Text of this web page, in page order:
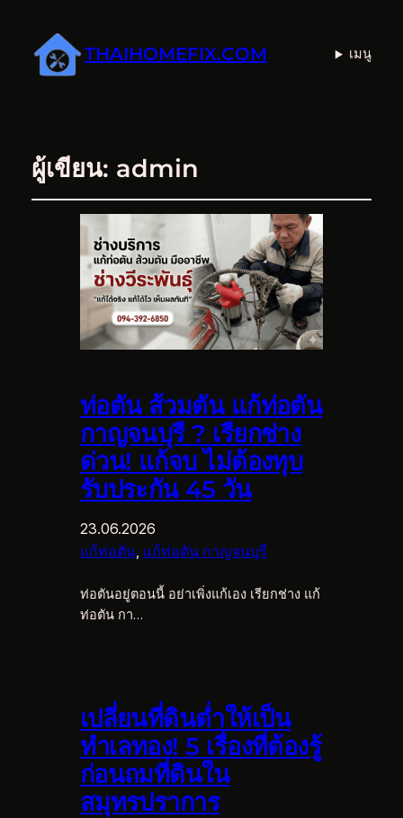
THAIHOMEFIX.COM เมนู
ผู้เขียน: admin
ท่อตัน ส้วมตัน แก้ท่อตัน
กาญจนบุรี ? เรียกช่าง
ด่วน! แก้จบ ไม่ต้องทุบ
รับประกัน 45 วัน
23.06.2026
แก้ท่อตัน, แก้ท่อตัน กาญจนบุรี
ท่อตันอยู่ตอนนี้ อย่าเพิ่งแก้เอง เรียกช่าง แก้
ท่อตัน กา…
เปลี่ยนที่ดินต่ำให้เป็น
ทำเลทอง! 5 เรื่องที่ต้องรู้
ก่อนถมที่ดินใน
สมุทรปราการ